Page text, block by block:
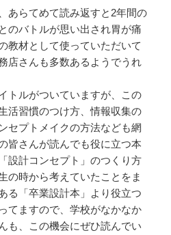
あらてめて読み返すと2年間の
のバトルが思い出され胃が痛
教材として使っていただいて
店さんも多数あるようでうれ
トルがついていますが、この
活習慣のつけ方、情報収集の
セプトメイクの方法なども網
皆さんが読んでも役に立つ本
設計コンセプト」のつくり方
の時から考えていたことをま
る「卒業設計本」より役立つ
てますので、学校がなかなか
も、この機会にぜひ読んでい